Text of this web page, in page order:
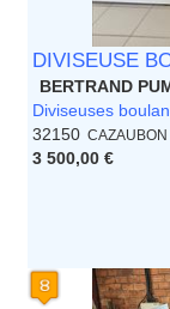
DIVISEUSE
BERTRAND
Diviseuses
32150 CAZAUBON
3 500,00 €